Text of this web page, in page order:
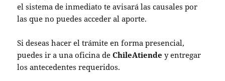
el sistema de inmediato te avisará las causales por
las que no puedes acceder al aporte.
Si deseas hacer el trámite en forma presencial,
puedes ir a una oficina deChileAtiendey entregar
los antecedentes requeridos.